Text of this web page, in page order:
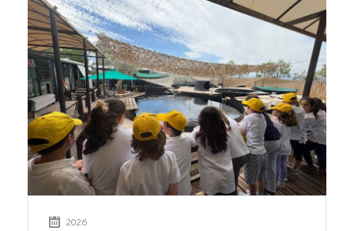
2026